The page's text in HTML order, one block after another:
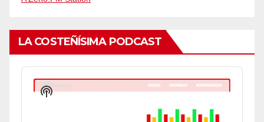
LA COSTEÑÍSIMA PODCAST
Audio
Player
Show
Podcast